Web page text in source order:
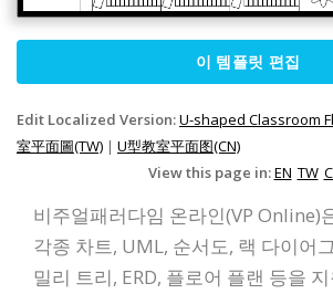
이 템플릿 편집
Edit Localized Version:U-shaped Classroom
室平面圖(TW) | U型教室平面图(CN)
View this page in:EN TW
비주얼패러다임 온라인(VP Online)
각종 차트, UML, 순서도, 랙 다이어
밀리 트리, ERD, 플로어 플랜 등을